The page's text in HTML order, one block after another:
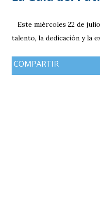
Este miércoles 22 de
talento, la dedicación y la
COMPARTIR